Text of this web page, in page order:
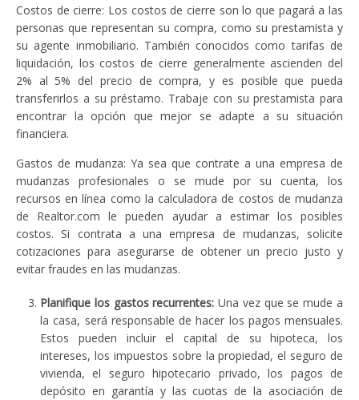
Costos de cierre: Los costos de cierre son lo que pagará a las
personas que representan su compra, como su prestamista y
su agente inmobiliario. También conocidos como tarifas de
liquidación, los costos de cierre generalmente ascienden del
2% al 5% del precio de compra, y es posible que pueda
transferirlos a su préstamo. Trabaje con su prestamista para
encontrar la opción que mejor se adapte a su situación
financiera.
Gastos de mudanza: Ya sea que contrate a una empresa de
mudanzas profesionales o se mude por su cuenta, los
recursos en línea como la calculadora de costos de mudanza
de Realtor.com le pueden ayudar a estimar los posibles
costos. Si contrata a una empresa de mudanzas, solicite
cotizaciones para asegurarse de obtener un precio justo y
evitar fraudes en las mudanzas.
Planifique los gastos recurrentes: Una vez que se mude a
la casa, será responsable de hacer los pagos mensuales.
Estos pueden incluir el capital de su hipoteca, los
intereses, los impuestos sobre la propiedad, el seguro de
vivienda, el seguro hipotecario privado, los pagos de
depósito en garantía y las cuotas de la asociación de